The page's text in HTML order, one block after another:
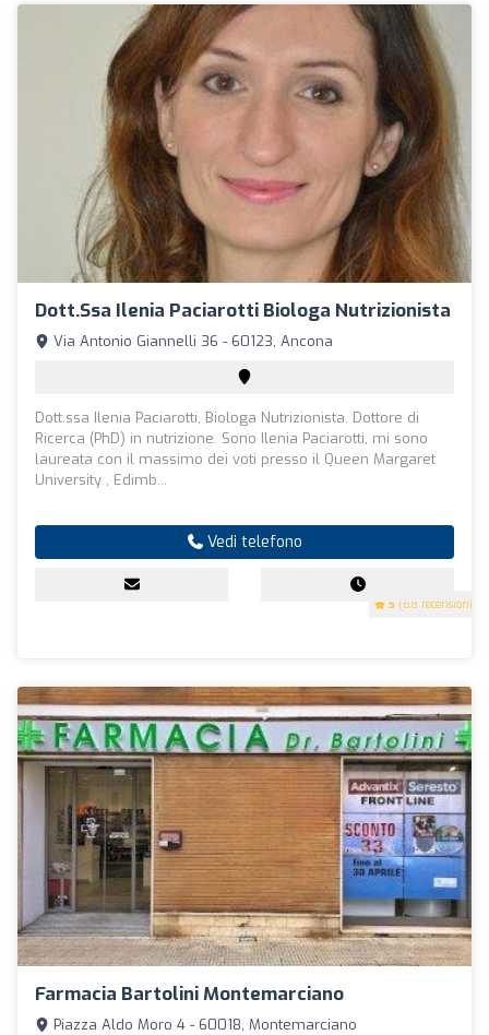
Dott.ssa Ilenia Paciarotti Biologa Nutrizionista
5 (68 recensioni)
Via Antonio Giannelli 36 - 60123, Ancona
Dott.ssa Ilenia Paciarotti, Biologa Nutrizionista. Dottore di
Ricerca (PhD) in nutrizione. Sono Ilenia Paciarotti, mi sono
laureata con il massimo dei voti presso il Queen Margaret
University , Edimb...
Vedi telefono
Farmacia Bartolini Montemarciano
Piazza Aldo Moro 4 - 60018, Montemarciano